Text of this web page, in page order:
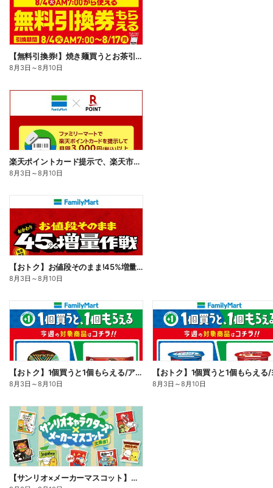
【無料引換券!】焼き麺買うとお茶引換券貰える!
8月3日 ～8月10日
楽天ポイントカード提示で、楽天市場でのお買い物がおトクに!
8月3日 ～8月10日
【おトク】お値段そのまま!45%増量作戦!
8月3日 ～8月10日
【おトク】1個買うと1個もらえる/アイス
8月3日 ～8月10日 8月3日 ～8月10日
【サンリオ×メーカーマスコット】オリジナルグッズ貰える!